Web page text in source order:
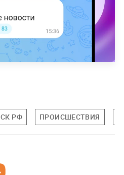
СК РФ ПРОИСШЕСТВИЯ